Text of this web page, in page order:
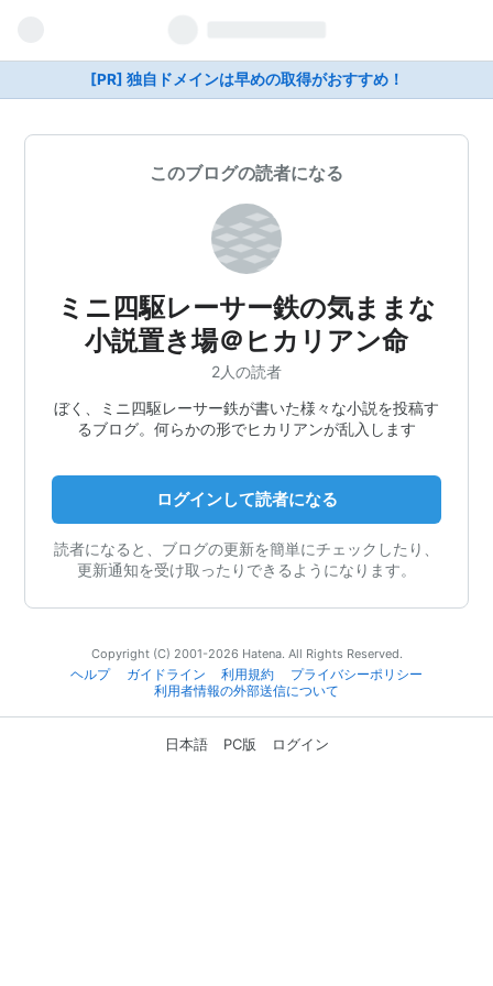
[PR] 独自ドメインは早めの取得がおすすめ！
このブログの読者になる
ミニ四駆レーサー鉄の気ままな
小説置き場＠ヒカリアン命
2人の読者
ぼく、ミニ四駆レーサー鉄が書いた様々な小説を投稿す
るブログ。何らかの形でヒカリアンが乱入します
ログインして読者になる
読者になると、ブログの更新を簡単にチェックしたり、
更新通知を受け取ったりできるようになります。
Copyright (C) 2001-2026 Hatena. All Rights Reserved.
ヘルプ
ガイドライン 利用規約
プライバシーポリシー
利用者情報の外部送信について
日本語 PC版 ログイン